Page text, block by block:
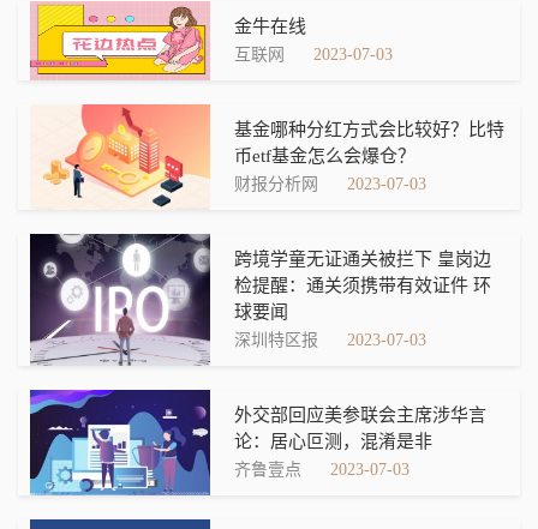
金牛在线
互联网 2023-07-03
基金哪种分红方式会比较好？比特
币etf基金怎么会爆仓？
财报分析网 2023-07-03
跨境学童无证通关被拦下 皇岗边
检提醒：通关须携带有效证件 环
球要闻
深圳特区报 2023-07-03
外交部回应美参联会主席涉华言
论：居心叵测，混淆是非
齐鲁壹点 2023-07-03